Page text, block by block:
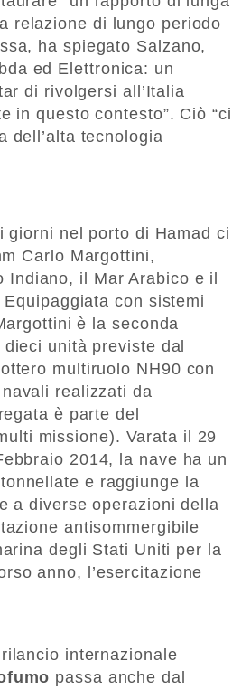
relazione di lungo periodo
ha spiegato Salzano,
ed Elettronica: un
di rivolgersi all’Italia
in questo contesto”. Ciò “ci
dell’alta tecnologia
giorni nel porto di Hamad ci
Carlo Margottini,
Indiano, il Mar Arabico e il
con sistemi
è la seconda
unità previste dal
multiruolo NH90 con
realizzati da
è parte del
missione). Varata il 29
2014, la nave ha un
e raggiunge la
a diverse operazioni della
antisommergibile
degli Stati Uniti per la
anno, l’esercitazione
internazionale
passa anche dal